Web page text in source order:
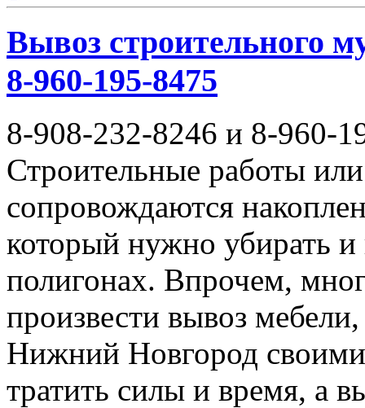
Вывоз строительного
8-960-195-8475
8-908-232-8246 и 8-960-
Строительные работы
сопровождаются
который нужно убирать
полигонах. Впрочем,
произвести вывоз
Нижний Новгород
тратить силы и время, а